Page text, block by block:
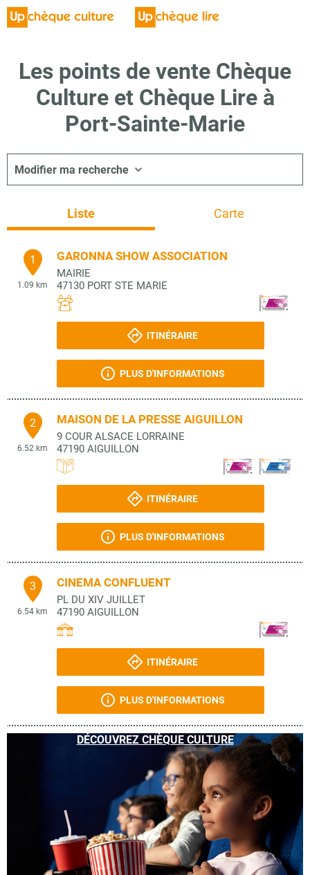
Les points de vente Chèque
Culture et Chèque Lire à
Port-Sainte-Marie
Modifier ma recherche
Liste Carte
1
1.09 km
GARONNA SHOW ASSOCIATION
MAIRIE
47130 PORT STE MARIE
ITINÉRAIRE
PLUS D'INFORMATIONS
2
6.52 km
MAISON DE LA PRESSE AIGUILLON
9 COUR ALSACE LORRAINE
47190 AIGUILLON
ITINÉRAIRE
PLUS D'INFORMATIONS
3
6.54 km
CINEMA CONFLUENT
PL DU XIV JUILLET
47190 AIGUILLON
ITINÉRAIRE
PLUS D'INFORMATIONS
DÉCOUVREZ CHÈQUE CULTURE